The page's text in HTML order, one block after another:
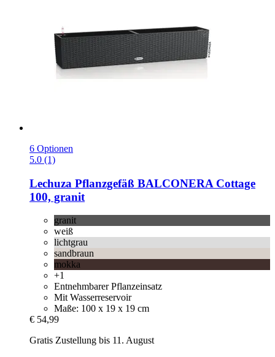
6 Optionen
5.0 (1)
Lechuza Pflanzgefäß BALCONERA Cottage
100, granit
granit
weiß
lichtgrau
sandbraun
mokka
+1
Entnehmbarer Pflanzeinsatz
Mit Wasserreservoir
Maße: 100 x 19 x 19 cm
€ 54,99
Gratis Zustellung bis 11. August